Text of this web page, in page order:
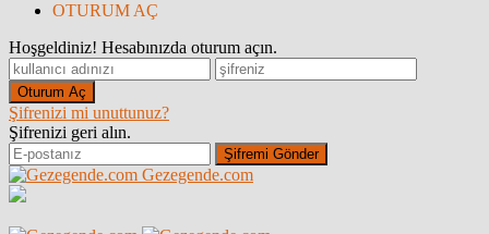
OTURUM AÇ
Hoşgeldiniz! Hesabınızda oturum açın.
Şifrenizi mi unuttunuz?
Şifrenizi geri alın.
Gezegende.com